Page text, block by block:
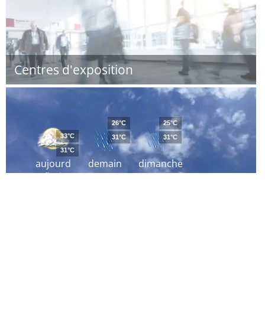
Centres d'exposition
aujourd
´hui
33°C
31°C
demain
26°C
31°C
dimanche
25°C
31°C